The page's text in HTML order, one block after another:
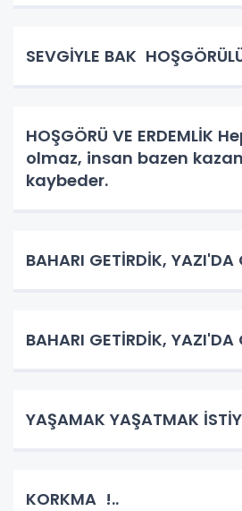
SEVGİYLE BAK
HOŞGÖRÜ VE ERDEMLİK Hep kazanmak
olmaz, insan bazen
kaybeder.
BAHARI GETİRDİK, YAZI'DA
BAHARI GETİRDİK, YAZI'DA
YAŞAMAK YAŞATMAK
KORKMA !..